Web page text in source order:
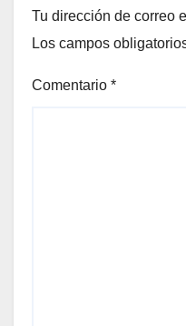
Tu dirección de correo
Los campos
Comentario *